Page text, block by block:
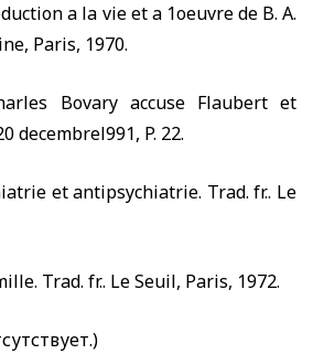
a la vie et a 1oeuvre de B. A.
Paris, 1970.
Bovary accuse Flaubert et
decembrel991, P. 22.
et antipsychiatrie. Trad. fr.. Le
Trad. fr.. Le Seuil, Paris, 1972.